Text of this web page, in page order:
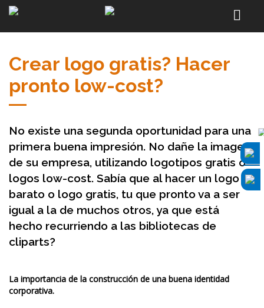
Crear logo gratis? Hacer
pronto low-cost?
No existe una segunda oportunidad para una
primera buena impresión. No dañe la imagen
de su empresa, utilizando logotipos gratis o
logos low-cost. Sabía que al hacer un logo
barato o logo gratis, tu que pronto va a ser
igual a la de muchos otros, ya que está
hecho recurriendo a las bibliotecas de
cliparts?
La importancia de la construcción de una buena identidad
corporativa.